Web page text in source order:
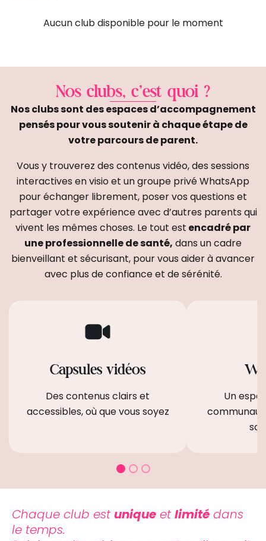
Aucun club disponible pour le moment
Nos clubs, c’est quoi ?
Nos clubs sont des espaces d’accompagnement
pensés pour vous soutenir à chaque étape de
votre parcours de parent.
Vous y trouverez des contenus vidéo, des sessions
interactives en visio et un groupe privé WhatsApp
pour échanger librement, poser vos questions et
partager votre expérience avec d’autres parents qui
vivent les mêmes choses. Le tout est encadré par
une professionnelle de santé, dans un cadre
bienveillant et sécurisant, pour vous aider à avancer
avec plus de confiance et de sérénité.
Capsules vidéos
Des contenus clairs et
accessibles, où que vous soyez
Un
Chaque club estunique etlimité dans
le temps.